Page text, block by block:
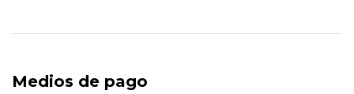
Medios de pago